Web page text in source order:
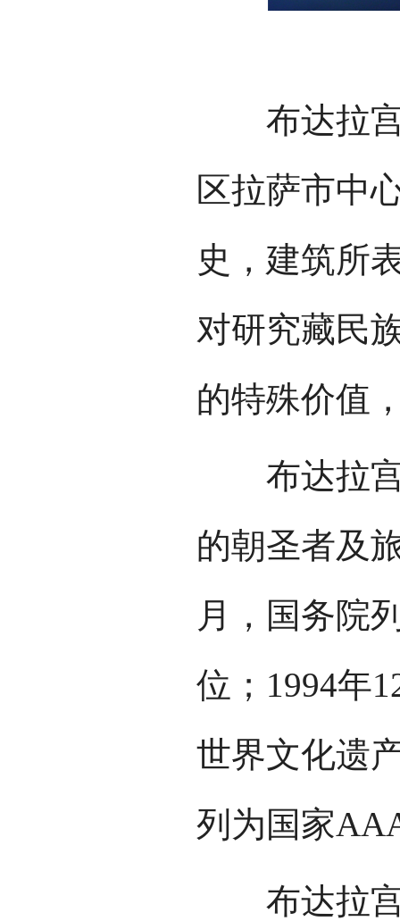
布达拉宫
区拉萨市中
史，建筑所
对研究藏民
的特殊价值
布达拉宫
的朝圣者及
月，国务院
位；1994年
世界文化遗
列为国家
布达拉宫